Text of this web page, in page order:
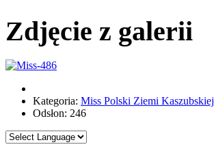
Zdjęcie z galerii
Kategoria: Miss Polski Ziemi Kaszubskiej
Odsłon: 246